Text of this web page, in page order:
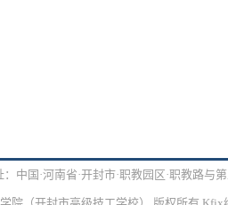
中国·河南省·开封市·职教园区·职教路与